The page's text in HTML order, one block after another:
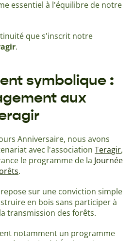
essentiel à l'équilibre de notre
que s'inscrit notre
.
symbolique :
aux
Anniversaire, nous avons
avec l'association Teragir,
le programme de la Journée
.
sur une conviction simple
en bois sans participer à
transmission des forêts.
notamment un programme